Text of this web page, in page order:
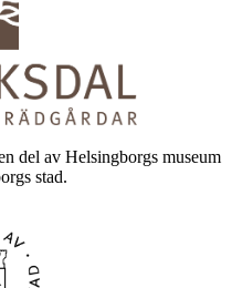
del av Helsingborgs museum
stad.